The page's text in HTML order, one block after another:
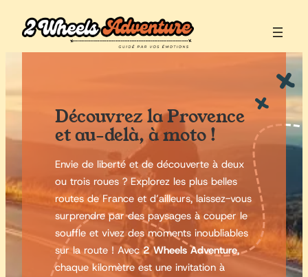
Découvrez la Provence
et au-delà, à moto !
Envie de liberté et de découverte à deux
ou trois roues ? Explorez les plus belles
routes de France et d’ailleurs, laissez-vous
surprendre par des paysages à couper le
souffle et vivez des moments inoubliables
sur la route ! Avec2 Wheels Adventure,
chaque kilomètre est une invitation à